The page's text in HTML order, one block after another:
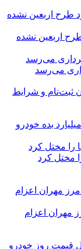
طرح اربعین نشده
می‌رسد
ثبت‌نام و شرایط
کاسبی خارج‌نشین‌ها با سهمیه اقامت / ۸ میلیارد بده خودرو
مختل کرد
مهران اعزام
قیمت روز خودرو